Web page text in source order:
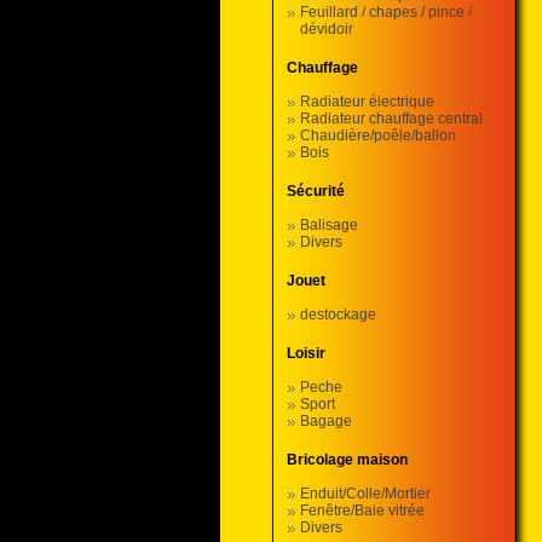
Feuillard / chapes / pince /
dévidoir
Chauffage
Radiateur électrique
Radiateur chauffage central
Chaudière/poêle/ballon
Bois
Sécurité
Balisage
Divers
Jouet
destockage
Loisir
Peche
Sport
Bagage
Bricolage maison
Enduit/Colle/Mortier
Fenêtre/Baie vitrée
Divers